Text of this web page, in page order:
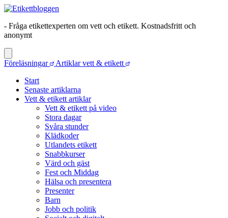
- Fråga etikettexperten om vett och etikett. Kostnadsfritt och
anonymt
Föreläsningar
Artiklar vett & etikett
Start
Senaste artiklarna
Vett & etikett artiklar
Vett & etikett på video
Stora dagar
Svåra stunder
Klädkoder
Utlandets etikett
Snabbkurser
Värd och gäst
Fest och Middag
Hälsa och presentera
Presenter
Barn
Jobb och politik